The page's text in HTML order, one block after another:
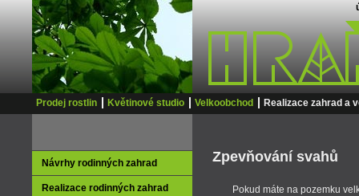
Prodej rostlin Květinové studio Velkoobchod Realizace zahrad a
Návrhy rodinných zahrad
Realizace rodinných zahrad
Zpevňování svahů
Pokud máte na pozemku